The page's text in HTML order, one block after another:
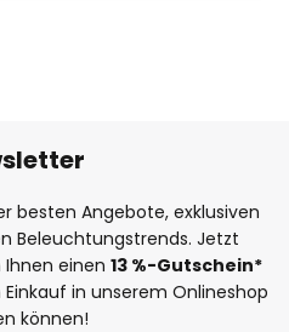
besten Angebote, exklusiven
Beleuchtungstrends. Jetzt
einen 13 %-Gutschein*
in unserem Onlineshop
können!